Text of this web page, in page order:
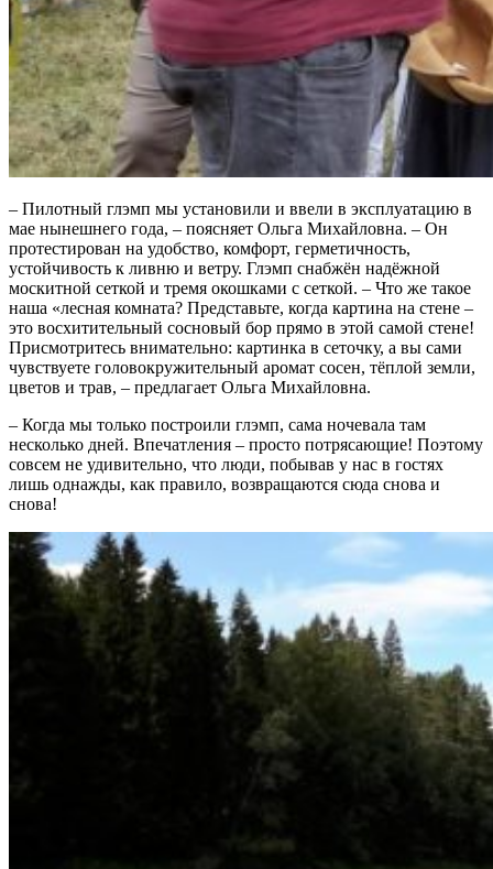
– Пилотный глэмп мы установили и ввели в эксплуатацию в
мае нынешнего года, – поясняет Ольга Михайловна. – Он
протестирован на удобство, комфорт, герметичность,
устойчивость к ливню и ветру. Глэмп снабжён надёжной
москитной сеткой и тремя окошками с сеткой. – Что же такое
наша «лесная комната? Представьте, когда картина на стене –
это восхитительный сосновый бор прямо в этой самой стене!
Присмотритесь внимательно: картинка в сеточку, а вы сами
чувствуете головокружительный аромат сосен, тёплой земли,
цветов и трав, – предлагает Ольга Михайловна.
– Когда мы только построили глэмп, сама ночевала там
несколько дней. Впечатления – просто потрясающие! Поэтому
совсем не удивительно, что люди, побывав у нас в гостях
лишь однажды, как правило, возвращаются сюда снова и
снова!